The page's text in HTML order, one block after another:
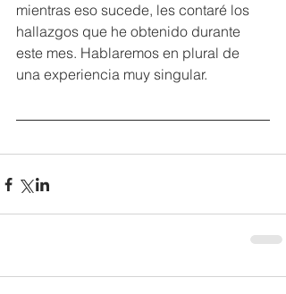
mientras eso sucede, les contaré los
hallazgos que he obtenido durante
este mes. Hablaremos en plural de
una experiencia muy singular.